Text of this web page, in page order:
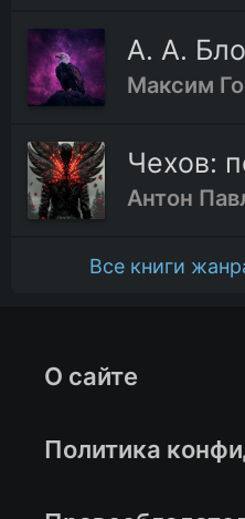
А. А.
Максим
Чехов:
Антон
Все книги
О сайте
Политика